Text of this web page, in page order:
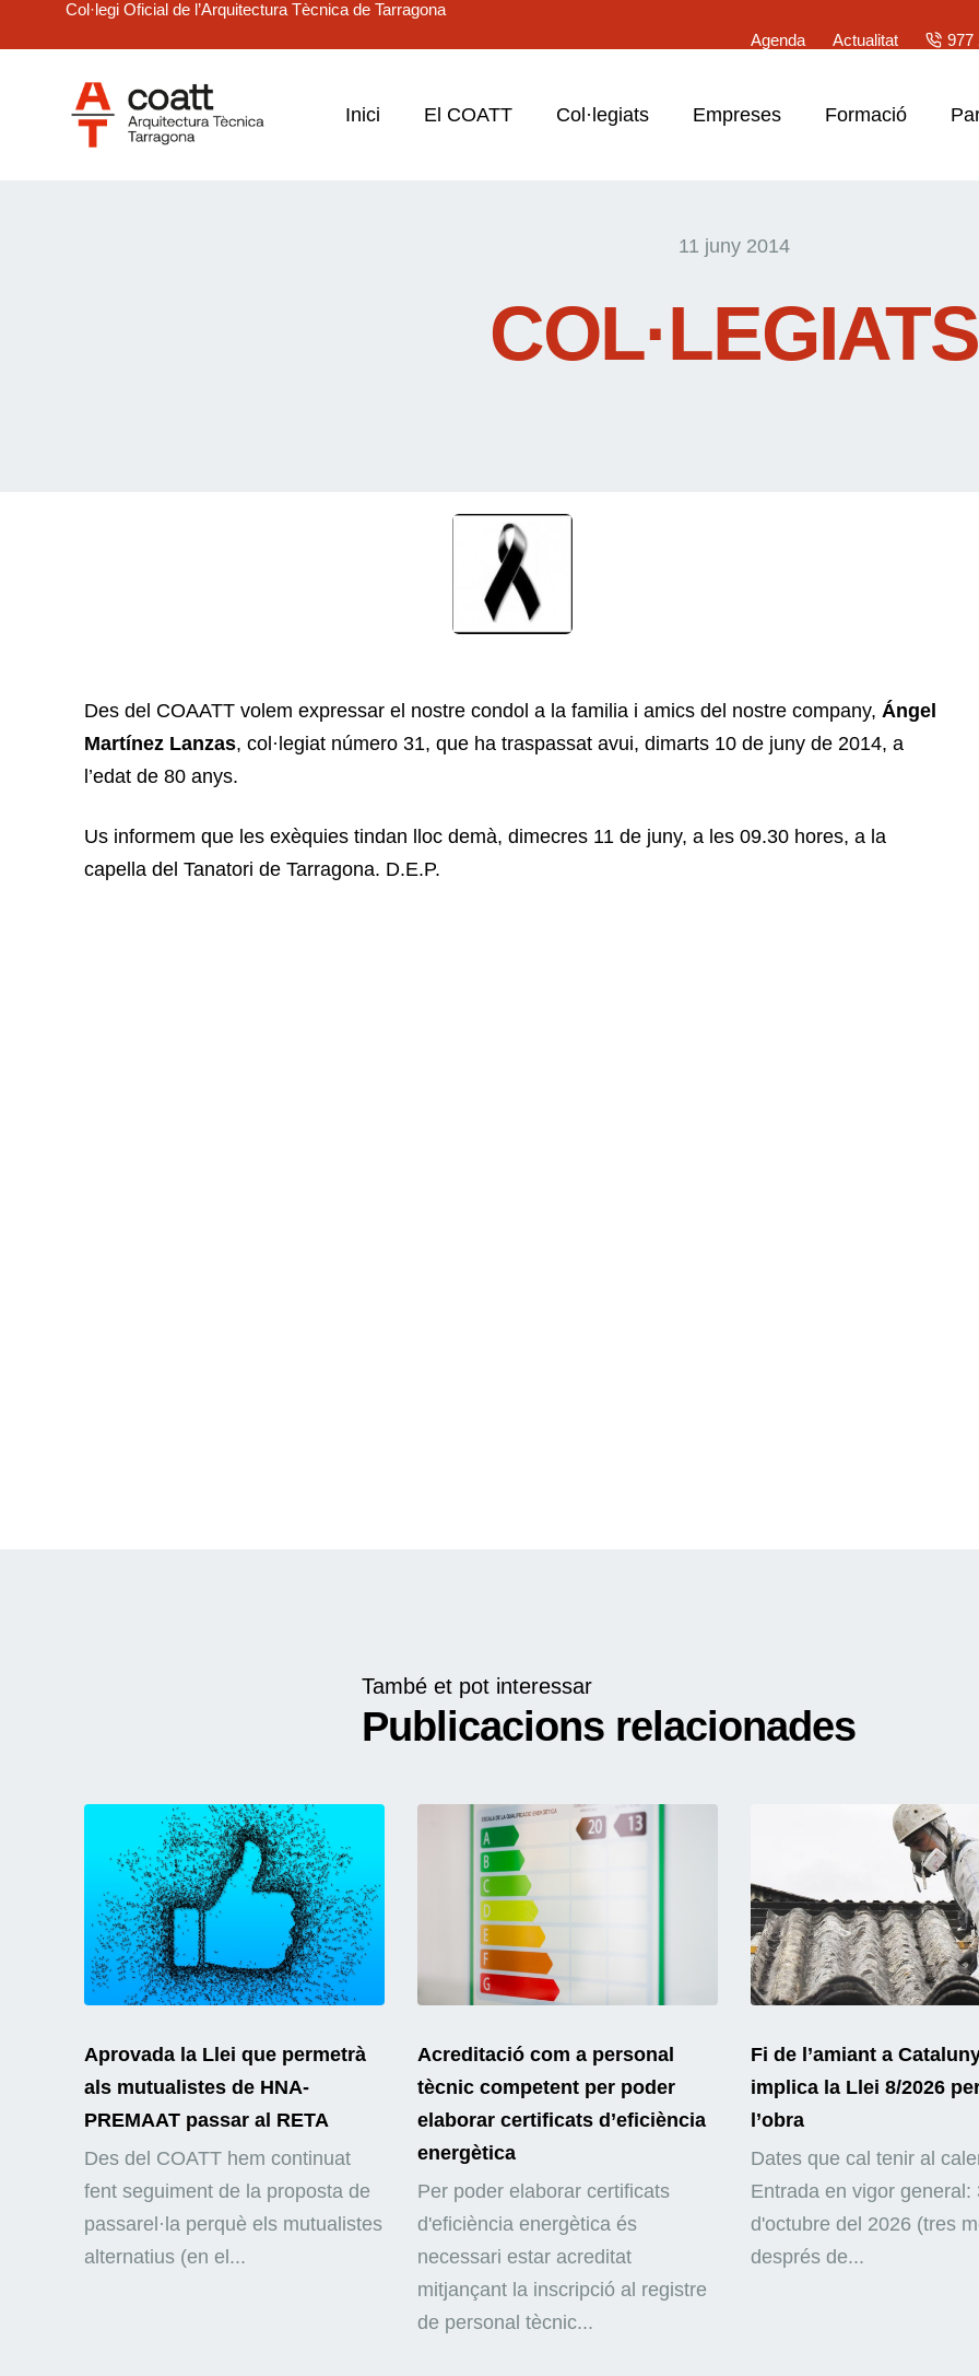
Col·legi Oficial de l’Arquitectura Tècnica de Tarragona
Agenda
Actualitat 977
Inici El COATT Col·legiats Empreses Formació
11 juny 2014
COL·LEGIATS
Des del COAATT volem expressar el nostre condol a la familia i amics del nostre company, Ángel
Martínez Lanzas, col·legiat número 31, que ha traspassat avui, dimarts 10 de juny de 2014, a
l’edat de 80 anys.
Us informem que les exèquies tindan lloc demà, dimecres 11 de juny, a les 09.30 hores, a la
capella del Tanatori de Tarragona. D.E.P.
També et pot interessar
Publicacions relacionades
Aprovada la Llei que permetrà
als mutualistes de HNA-
PREMAAT passar al RETA
Des del COATT hem continuat
fent seguiment de la proposta de
passarel·la perquè els mutualistes
alternatius (en el...
Acreditació com a personal
tècnic competent per poder
elaborar certificats d’eficiència
energètica
Per poder elaborar certificats
d'eficiència energètica és
necessari estar acreditat
mitjançant la inscripció al registre
de personal tècnic...
Fi de l’amiant a
implica la Llei 8/2026
l’obra
Dates que cal tenir al
Entrada en vigor general:
d'octubre del 2026 (tres
després de...